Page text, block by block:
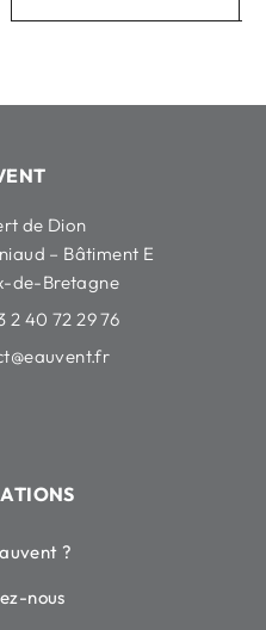
de Dion
– Bâtiment E
de-Bretagne
2 40 72 29 76
?
nous